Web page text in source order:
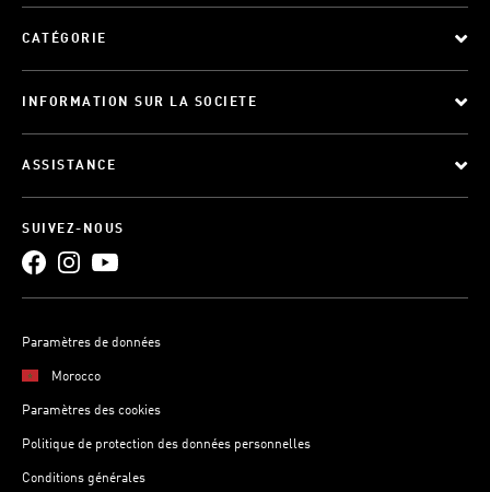
CATÉGORIE
INFORMATION SUR LA SOCIETE
ASSISTANCE
SUIVEZ-NOUS
Paramètres de données
Morocco
Paramètres des cookies
Politique de protection des données personnelles
Conditions générales